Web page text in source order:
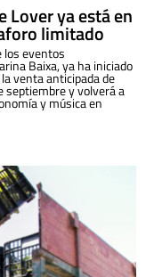
Lover ya está en
limitado
los eventos
Baixa, ya ha iniciado
venta anticipada de
septiembre y volverá a
y música en